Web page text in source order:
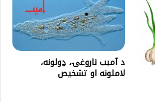
د آمیب ناروغۍ، ډولونه،
لاملونه او تشخیص